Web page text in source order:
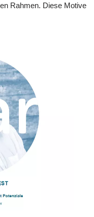
Rahmen. Diese Motive